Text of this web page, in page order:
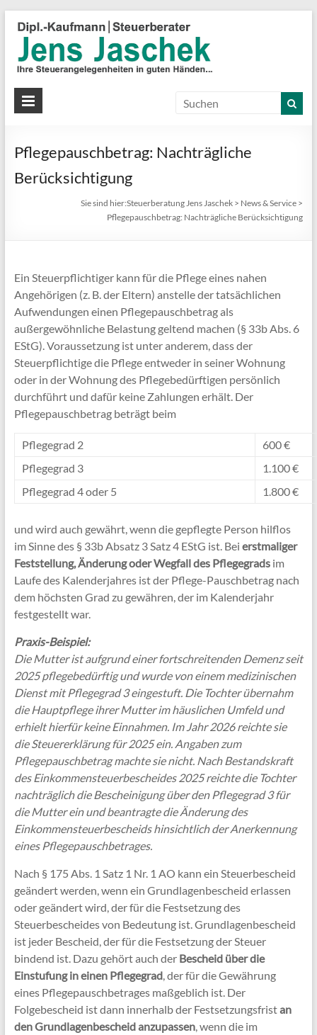
Pflegepauschbetrag: Nachträgliche
Berücksichtigung
Sie sind hier:Steuerberatung Jens Jaschek > News & Service >
Pflegepauschbetrag: Nachträgliche Berücksichtigung
Ein Steuerpflichtiger kann für die Pflege eines nahen
Angehörigen (z. B. der Eltern) anstelle der tatsächlichen
Aufwendungen einen Pflegepauschbetrag als
außergewöhnliche Belastung geltend machen (§ 33b Abs. 6
EStG). Voraussetzung ist unter anderem, dass der
Steuerpflichtige die Pflege entweder in seiner Wohnung
oder in der Wohnung des Pflegebedürftigen persönlich
durchführt und dafür keine Zahlungen erhält. Der
Pflegepauschbetrag beträgt beim
Pflegegrad 2
600 €
Pflegegrad 3
1.100 €
Pflegegrad 4 oder 5
1.800 €
und wird auch gewährt, wenn die gepflegte Person hilflos
im Sinne des § 33b Absatz 3 Satz 4 EStG ist. Bei erstmaliger
Feststellung, Änderung oder Wegfall des Pflegegradsim
Laufe des Kalenderjahres ist der Pflege-Pauschbetrag nach
dem höchsten Grad zu gewähren, der im Kalenderjahr
festgestellt war.
Praxis-Beispiel:
Die Mutter ist aufgrund einer fortschreitenden Demenz seit
2025 pflegebedürftig und wurde von einem medizinischen
Dienst mit Pflegegrad 3 eingestuft. Die Tochter übernahm
die Hauptpflege ihrer Mutter im häuslichen Umfeld und
erhielt hierfür keine Einnahmen. Im Jahr 2026 reichte sie
die Steuererklärung für 2025 ein. Angaben zum
Pflegepauschbetrag machte sie nicht. Nach Bestandskraft
des Einkommensteuerbescheides 2025 reichte die Tochter
nachträglich die Bescheinigung über den Pflegegrad 3 für
die Mutter ein und beantragte die Änderung des
Einkommensteuerbescheids hinsichtlich der Anerkennung
eines Pflegepauschbetrages.
Nach § 175 Abs. 1 Satz 1 Nr. 1 AO kann ein Steuerbescheid
geändert werden, wenn ein Grundlagenbescheid erlassen
oder geändert wird, der für die Festsetzung des
Steuerbescheides von Bedeutung ist. Grundlagenbescheid
ist jeder Bescheid, der für die Festsetzung der Steuer
bindend ist. Dazu gehört auch der Bescheid über die
Einstufung in einen Pflegegrad, der für die Gewährung
eines Pflegepauschbetrages maßgeblich ist. Der
Folgebescheid ist dann innerhalb der Festsetzungsfristan
den Grundlagenbescheid anzupassen, wenn die im